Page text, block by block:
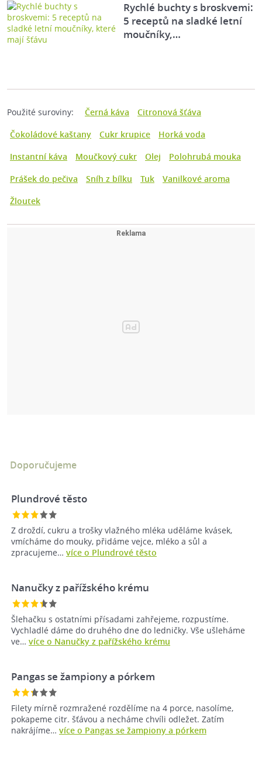
Rychlé buchty s broskvemi:
5 receptů na sladké letní
moučníky,…
Použité suroviny: Černá káva
Citronová šťáva
Čokoládové kaštany
Cukr krupice
Horká voda
Instantní káva
Moučkový cukr Olej
Polohrubá mouka
Prášek do pečiva
Sníh z bílku Tuk
Vanilkové aroma
Žloutek
Doporučujeme
Plundrové těsto
Z droždí, cukru a trošky vlažného mléka uděláme kvásek,
vmícháme do mouky, přidáme vejce, mléko a sůl a
zpracujeme… více o Plundrové těsto
Nanučky z pařížského krému
Šlehačku s ostatními přísadami zahřejeme, rozpustíme.
Vychladlé dáme do druhého dne do ledničky. Vše ušleháme
ve… více o Nanučky z pařížského krému
Pangas se žampiony a pórkem
Filety mírně rozmražené rozdělíme na 4 porce, nasolíme,
pokapeme citr. šťávou a necháme chvíli odležet. Zatím
nakrájíme… více o Pangas se žampiony a pórkem